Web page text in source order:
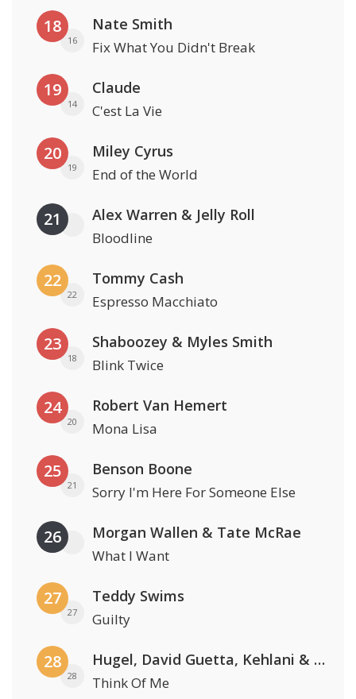
18
16
Nate Smith
Fix What You Didn't Break
19
14
Claude
C'est La Vie
20
19
Miley Cyrus
End of the World
21 Alex Warren & Jelly Roll
Bloodline
22
22
Tommy Cash
Espresso Macchiato
23
18
Shaboozey & Myles Smith
Blink Twice
24
20
Robert Van Hemert
Mona Lisa
25
21
Benson Boone
Sorry I'm Here For Someone Else
26 Morgan Wallen & Tate McRae
What I Want
27
27
Teddy Swims
Guilty
28
28
Hugel, David Guetta, Kehlani & Daecolm
Think Of Me